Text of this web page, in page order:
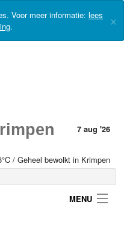
Voor meer informatie: lees
. ×
7 aug '26
/ Geheel bewolkt in Krimpen
MENU